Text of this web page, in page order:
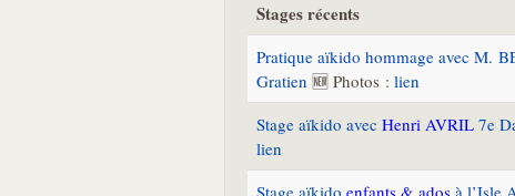
Stages récents
Pratique aïkido hommage avec M.
Gratien 🆕 Photos : lien
Stage aïkido avec Henri AVRIL 7e
lien
Stage aïkido enfants & ados à l’Isle